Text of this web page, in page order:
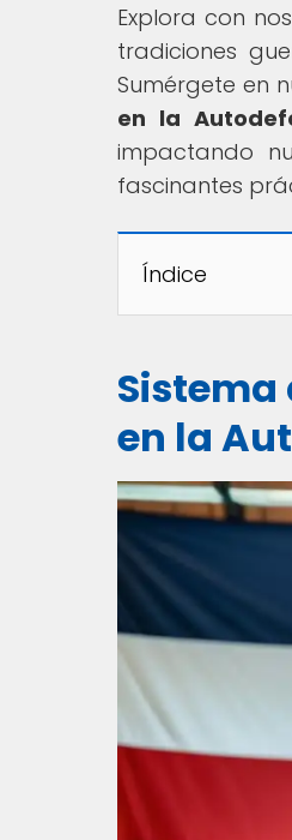
Explora con
tradiciones
Sumérgete en
en la
impactando
fascinantes
Índice
Sistema
en la